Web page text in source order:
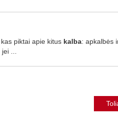
piktai apie kitus kalba: apkalbės
...